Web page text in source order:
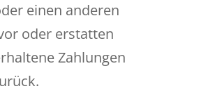
einen anderen
oder erstatten
Zahlungen